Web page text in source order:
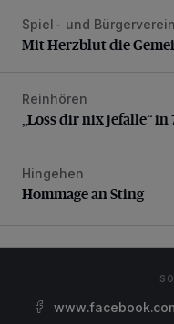
Mit Herzblut die
Spiel- und
Mit Herzblut die
„Loss dir nix jefalle“ in
Reinhören
„Loss dir nix jefalle“ in
Hommage an Sting
Hingehen
Hommage an Sting